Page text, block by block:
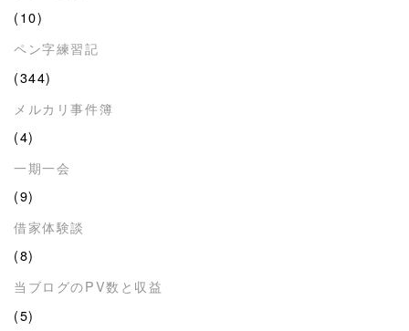
(10)
ペン字練習記
(344)
メルカリ事件簿
(4)
一期一会
(9)
借家体験談
(8)
当ブログのPV数と収益
(5)